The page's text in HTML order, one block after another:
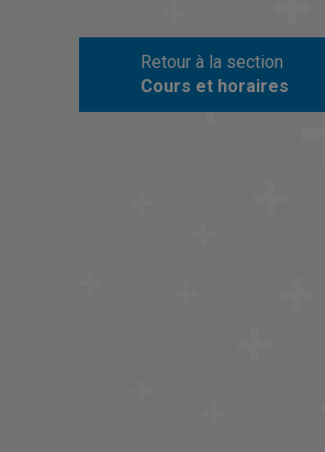
Retour à la section
Cours et horaires